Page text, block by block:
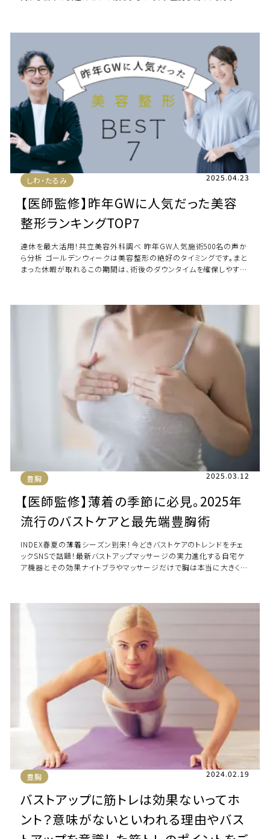
しわ・たるみ 2025.04.23
【医師監修】昨年GWに人気だった美容
整形ランキングTOP7
連休を最大活用！共立美容外科調べ 昨年GW人気施術500名の声か
ら分析 ゴールデンウィークは美容整形の絶好のタイミングです。まと
まった休暇が取れるこの期間は、術後のダウンタイムを確保しやす
豊胸 2025.03.12
【医師監修】薄着の季節に必見。2025年
流行のバストケアと最先端豊胸術
INDEX春夏の薄着シーズン到来！今どきバストケアのトレンドをチェ
ックSNSで話題！最新バストアップマッサージの実力進化する自宅ケ
ア機器とその効果ナイトブラやマッサージだけで胸は本当に大きくな
豊胸 2024.02.19
バストアップに筋トレは効果ないってホ
ント？意味がないといわれる理由やバス